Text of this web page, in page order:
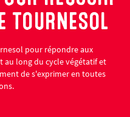
TOURNESOL
pour répondre aux
long du cycle végétatif et
de s'exprimer en toutes